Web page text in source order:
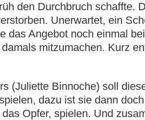
den Durchbruch schaffte.
Unerwartet, ein
das Angebot noch einmal
mitzumachen. Kurz
(Juliette Binnoche) soll
dazu ist sie dann
Opfer, spielen. Und